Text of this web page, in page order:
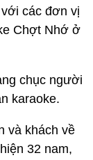
các đơn vị
Chợt Nhớ ở
chục người
karaoke.
và khách về
32 nam,